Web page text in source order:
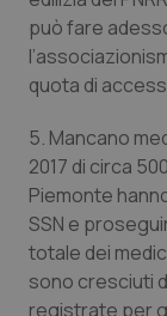
Tumore
Tumori
Ulcera &
Vaccini
può fare
quota di
5. Mancano
2017 di circa
Piemonte
SSN e
totale dei
sono cresciuti
registrate per